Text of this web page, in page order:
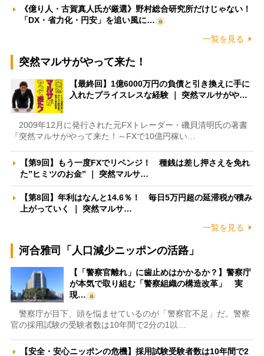
《億り人・古賀真人氏が厳選》野村総合研究所だけじゃない！
「DX・省力化・円安」を追い風に…
一覧を見る
突然マルサがやって来た！
【最終回】1億6000万円の負債と引き換えに手に
入れたプライスレスな経験 ｜ 突然マルサがや…
2009年12月に発行された元FXトレーダー・磯貝清明氏の著書
『突然マルサがやって来た！～FXで10億円稼い…
【第9回】もう一度FXでリベンジ！ 種銭は差し押さえを免れ
た”ヒミツのお金” ｜ 突然マルサ…
【第8回】年利はなんと14.6％！ 毎日5万円超の延滞税が積み
上がっていく ｜ 突然マルサ…
一覧を見る
河合雅司「人口減少ニッポンの活路」
【「警察官離れ」に歯止めはかかるか？】警察庁
が本気で取り組む「警察組織の構造改革」 実
現…
警察庁が目下、頭を悩ませているのが「警察官不足」だ。警察
官の採用試験の受験者数は10年間で2分の1以…
【安全・安心ニッポンの危機】採用試験受験者数は10年間で2